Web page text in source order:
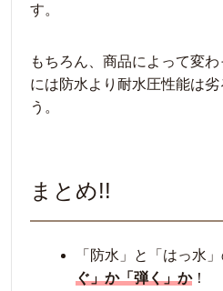
す。
もちろん、商品によって変
には防水より耐水圧性能は
う。
まとめ!!
「防水」と「はっ水」
ぐ」か「弾く」か！